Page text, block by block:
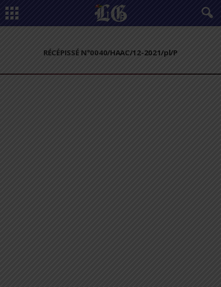
RÉCÉPISSÉ N°0040/HAAC/12-2021/pl/P